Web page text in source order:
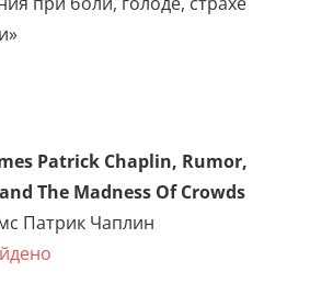
Не найдено
Changes in Pain, Hunger,
Fear and Rage
Уолтер Брэдфорд Кэннон,
«Физиология эмоций: